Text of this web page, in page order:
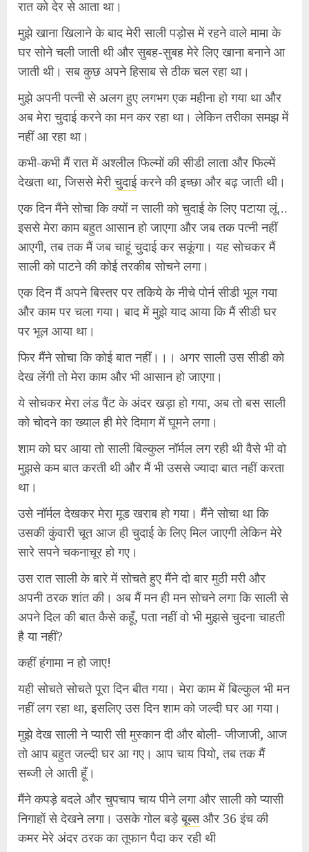
रात को देर से आता था।
मुझे खाना खिलाने के बाद मेरी साली पड़ोस में रहने वाले मामा के
घर सोने चली जाती थी और सुबह-सुबह मेरे लिए खाना बनाने आ
जाती थी। सब कुछ अपने हिसाब से ठीक चल रहा था।
मुझे अपनी पत्नी से अलग हुए लगभग एक महीना हो गया था और
अब मेरा चुदाई करने का मन कर रहा था। लेकिन तरीका समझ में
नहीं आ रहा था।
कभी-कभी मैं रात में अश्लील फिल्मों की सीडी लाता और फिल्में
देखता था, जिससे मेरीचुदाईकरने की इच्छा और बढ़ जाती थी।
एक दिन मैंने सोचा कि क्यों न साली को चुदाई के लिए पटाया लूं…
इससे मेरा काम बहुत आसान हो जाएगा और जब तक पत्नी नहीं
आएगी, तब तक मैं जब चाहूं चुदाई कर सकूंगा। यह सोचकर मैं
साली को पाटने की कोई तरकीब सोचने लगा।
एक दिन मैं अपने बिस्तर पर तकिये के नीचे पोर्न सीडी भूल गया
और काम पर चला गया। बाद में मुझे याद आया कि मैं सीडी घर
पर भूल आया था।
फिर मैंने सोचा कि कोई बात नहीं।।। अगर साली उस सीडी को
देख लेंगी तो मेरा काम और भी आसान हो जाएगा।
ये सोचकर मेरा लंड पैंट के अंदर खड़ा हो गया, अब तो बस साली
को चोदने का ख्याल ही मेरे दिमाग में घूमने लगा।
शाम को घर आया तो साली बिल्कुल नॉर्मल लग रही थी वैसे भी वो
मुझसे कम बात करती थी और मैं भी उससे ज्यादा बात नहीं करता
था।
उसे नॉर्मल देखकर मेरा मूड खराब हो गया। मैंने सोचा था कि
उसकी कुंवारी चूत आज ही चुदाई के लिए मिल जाएगी लेकिन मेरे
सारे सपने चकनाचूर हो गए।
उस रात साली के बारे में सोचते हुए मैंने दो बार मुठी मरी और
अपनी ठरक शांत की। अब मैं मन ही मन सोचने लगा कि साली से
अपने दिल की बात कैसे कहूँ, पता नहीं वो भी मुझसे चुदना चाहती
है या नहीं?
कहीं हंगामा न हो जाए!
यही सोचते सोचते पूरा दिन बीत गया। मेरा काम में बिल्कुल भी मन
नहीं लग रहा था, इसलिए उस दिन शाम को जल्दी घर आ गया।
मुझे देख साली ने प्यारी सी मुस्कान दी और बोली- जीजाजी, आज
तो आप बहुत जल्दी घर आ गए। आप चाय पियो, तब तक मैं
सब्जी ले आती हूँ।
मैंने कपड़े बदले और चुपचाप चाय पीने लगा और साली को प्यासी
निगाहों से देखने लगा। उसके गोल बड़ेबूब्सऔर 36 इंच की
कमर मेरे अंदर ठरक का तूफान पैदा कर रही थी